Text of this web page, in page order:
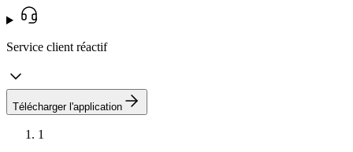
Service client réactif
Télécharger l'application
1